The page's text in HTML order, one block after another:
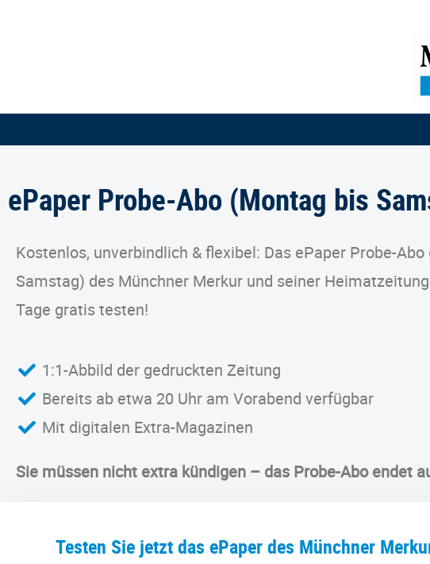
ePaper Probe-Abo (Montag bis
Kostenlos, unverbindlich & flexibel: Das ePaper Probe-
Samstag) des Münchner Merkur und seiner
Tage gratis testen!
1:1-Abbild der gedruckten Zeitung
Bereits ab etwa 20 Uhr am Vorabend verfügbar
Mit digitalen Extra-Magazinen
Sie müssen nicht extra kündigen – das Probe-Abo endet
Testen Sie jetzt das ePaper des Münchner